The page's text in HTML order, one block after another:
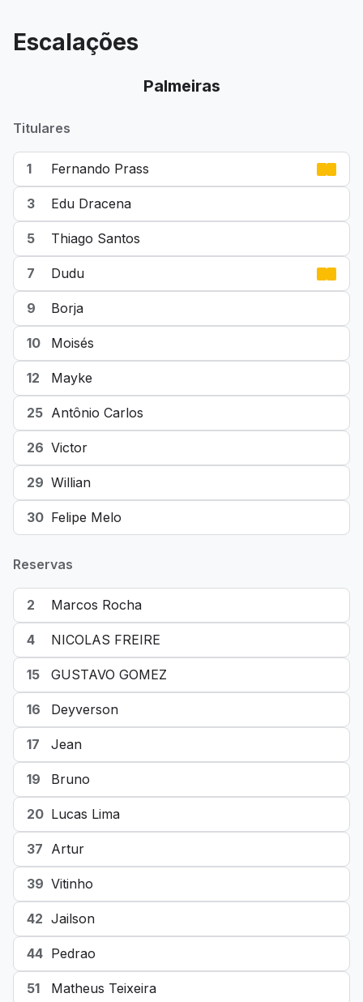
Escalações
Palmeiras
Titulares
1 Fernando Prass
3 Edu Dracena
5 Thiago Santos
7 Dudu
9 Borja
10 Moisés
12 Mayke
25 Antônio Carlos
26 Victor
29 Willian
30 Felipe Melo
Reservas
2 Marcos Rocha
4 NICOLAS FREIRE
15 GUSTAVO GOMEZ
16 Deyverson
17 Jean
19 Bruno
20 Lucas Lima
37 Artur
39 Vitinho
42 Jailson
44 Pedrao
51 Matheus Teixeira